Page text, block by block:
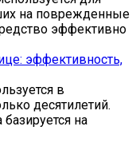
на поврежденные
эффективно
эффективность,
в
десятилетий.
на